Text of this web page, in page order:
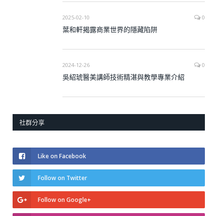
2025-02-10 0
葉和軒揭露商業世界的隱藏陷阱
2024-12-26 0
吳紹琥醫美講師技術精湛與教學專業介紹
社群分享
Like on Facebook
Follow on Twitter
Follow on Google+